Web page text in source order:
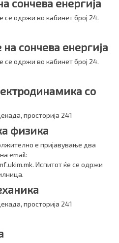
сончева енергија
се одржи во кабинет број 24.
сончева енергија
се одржи во кабинет број 24.
со
просторија 241
физика
е пријавување два
email:
Испитот ќе се одржи
просторија 241